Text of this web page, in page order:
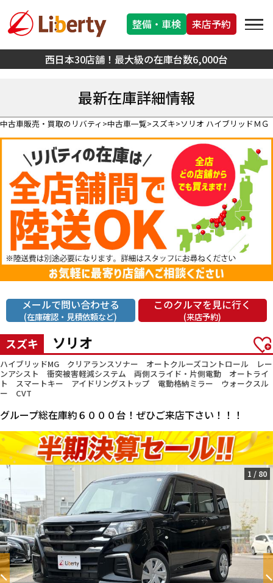
西日本30店舗！最大級の在庫台数6,000台
整備・車検 来店予約
最新在庫詳細情報
中古車販売・買取のリバティ 中古車一覧 スズキ ソリオ ハイブリッドＭＧ
メールで問い合わせる
(在庫確認・見積依頼など)
このクルマを見に行く
(来店予約)
スズキ ソリオ
ハイブリッドMG クリアランスソナー オートクルーズコントロール レー
ンアシスト 衝突被害軽減システム 両側スライド・片側電動 オートライ
ト スマートキー アイドリングストップ 電動格納ミラー ウォークスル
ー CVT
グループ総在庫約６０００台！ぜひご来店下さい！！！
1 / 80